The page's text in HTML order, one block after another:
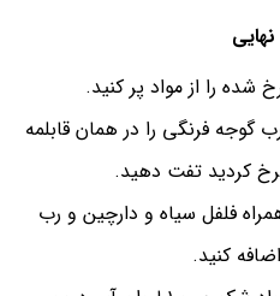
فرنگی را در همان قابلمه
کردید تفت دهید.
همراه فلفل سیاه و دارچین و رب
کنید.